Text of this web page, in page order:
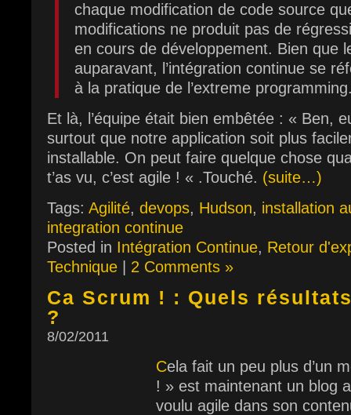
chaque modification de code source
modifications ne produit pas de
en cours de développement. Bien que
auparavant, l’intégration continue se
à la pratique de l’extreme
Et là, l’équipe était bien embêtée : « Ben,
surtout que notre application soit plus
installable. On peut faire quelque chose
t’as vu, c’est agile ! « .Touché. (suite…)
Tags: Agilité, devops, Hudson, installation
integration continue
Posted in Intégration Continue, Retour
Technique
2 Comments »
Ca Scrum ! : Quels
?
8/02/2011
Cela fait un peu plus d’un
! » est maintenant un blog
voulu agile dans son